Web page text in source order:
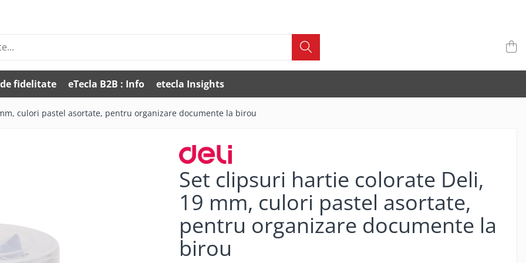
fidelitate eTecla B2B : Info etecla Insights
culori pastel asortate, pentru organizare documente la birou
Set clipsuri hartie colorate Deli,
19 mm, culori pastel asortate,
pentru organizare documente la
birou